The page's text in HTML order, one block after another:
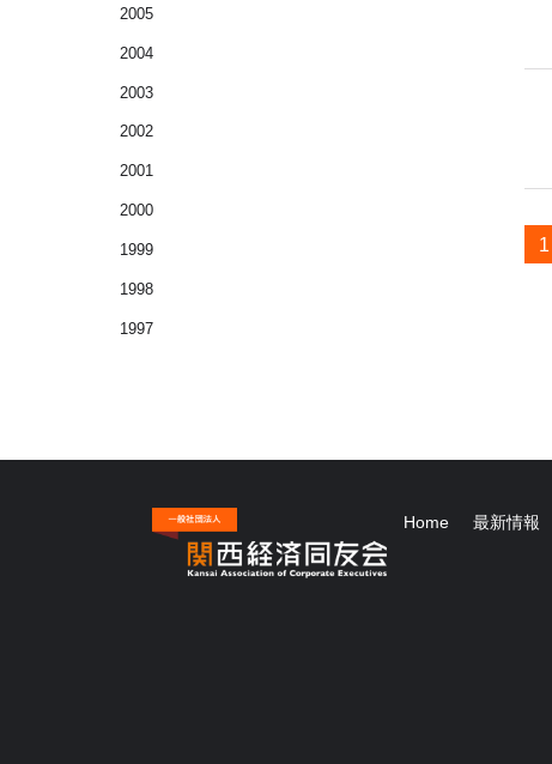
1
2005
2004
2003
2002
2001
2000
1999
1998
1997
Home 最新情報